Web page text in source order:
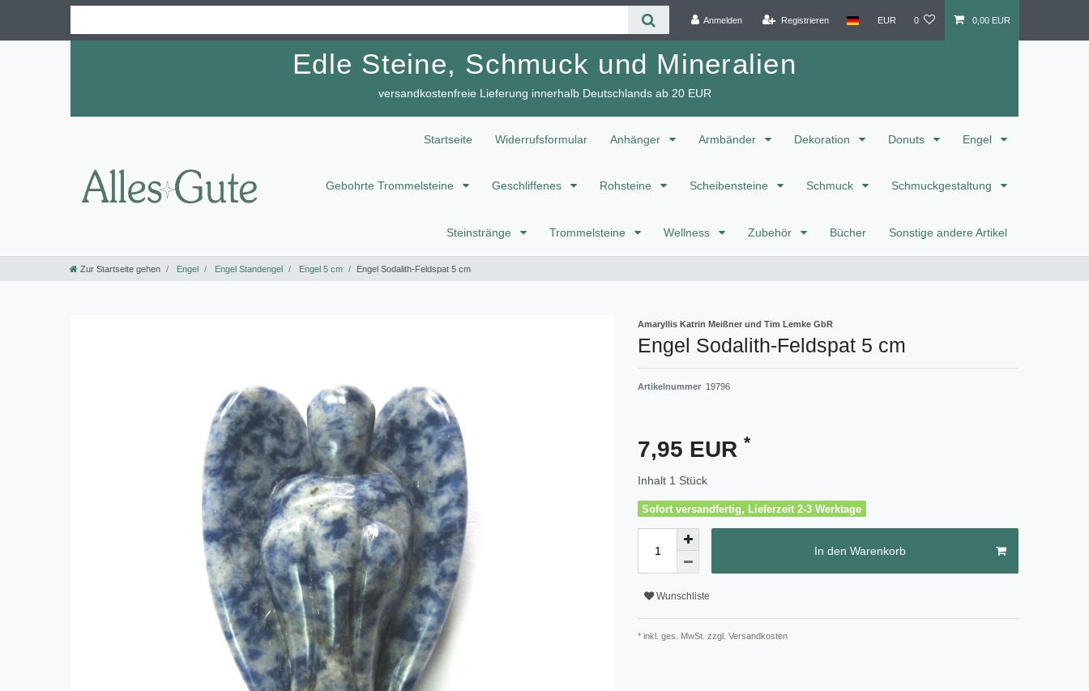
Anmelden Registrieren EUR 0 0,00 EUR
Edle Steine, Schmuck und Mineralien
versandkostenfreie Lieferung innerhalb Deutschlands ab 20 EUR
Startseite Widerrufsformular Anhänger Armbänder Dekoration Donuts Engel
Gebohrte Trommelsteine Geschliffenes Rohsteine Scheibensteine Schmuck Schmuckgestaltung
Steinstränge Trommelsteine Wellness Zubehör Bücher Sonstige andere Artikel
Zur Startseite gehen Engel Engel Standengel Engel 5 cm Engel Sodalith-Feldspat 5 cm
Amaryllis Katrin Meißner und Tim Lemke GbR
Engel Sodalith-Feldspat 5 cm
Artikelnummer 19796
7,95 EUR *
Inhalt 1 Stück
Sofort versandfertig, Lieferzeit 2-3 Werktage
In den Warenkorb
Wunschliste
* inkl. ges. MwSt. zzgl. Versandkosten